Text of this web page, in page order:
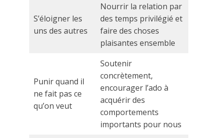
S’éloigner les
uns des autres
Nourrir la relation par
des temps privilégié et
faire des choses
plaisantes ensemble
Punir quand il
ne fait pas ce
qu’on veut
Soutenir
concrètement,
encourager l’ado à
acquérir des
comportements
importants pour nous